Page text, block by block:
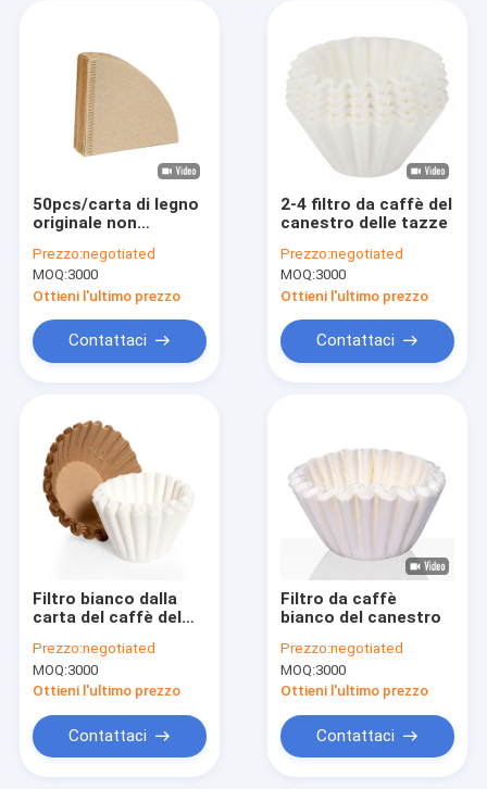
50pcs/carta di legno
originale non
caffè americano
della carta da filtro
caffè della borsa
Prezzo:negotiated
MOQ:3000
Ottieni l'ultimo prezzo
Contattaci
2-4 filtro da caffè del
canestro delle tazze
Prezzo:negotiated
MOQ:3000
Ottieni l'ultimo prezzo
Contattaci
Filtro bianco dalla
carta del caffè del
Wave di forma della
ciotola del canestro
Prezzo:negotiated
MOQ:3000
Ottieni l'ultimo prezzo
Contattaci
Filtro da caffè
bianco del canestro
Prezzo:negotiated
MOQ:3000
Ottieni l'ultimo prezzo
Contattaci